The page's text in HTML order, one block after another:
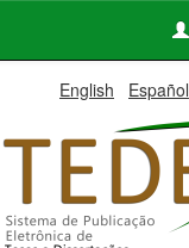
English Español